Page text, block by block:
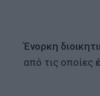
Ένορκη
από τις οποίες